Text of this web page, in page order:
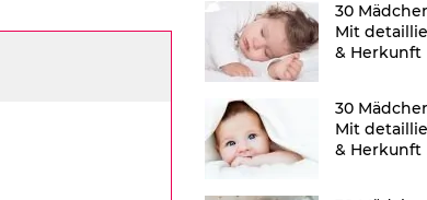
30
Mit
& Herkunft
30
Mit
& Herkunft